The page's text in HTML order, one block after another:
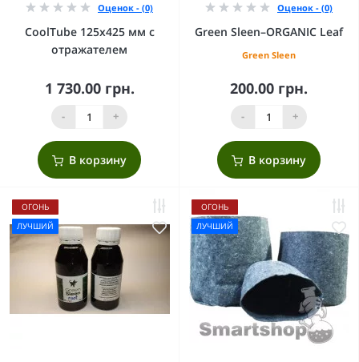
Оценок - (0)
CoolTube 125х425 мм с
отражателем
1 730.00 грн.
- +
В корзину
Оценок - (0)
Green Sleen–ORGANIC Leaf
Green Sleen
200.00 грн.
- +
В корзину
ОГОНЬ
ЛУЧШИЙ
ОГОНЬ
ЛУЧШИЙ